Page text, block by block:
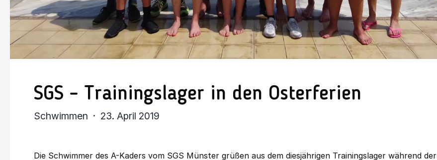
SGS – Trainingslager in den Osterferien
Schwimmen · 23. April 2019
Die Schwimmer des A-Kaders vom SGS Münster grüßen aus dem diesjährigen Trainingslager während der